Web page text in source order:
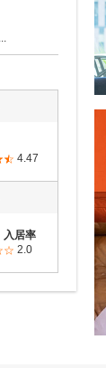
4.47
入居率
2.0